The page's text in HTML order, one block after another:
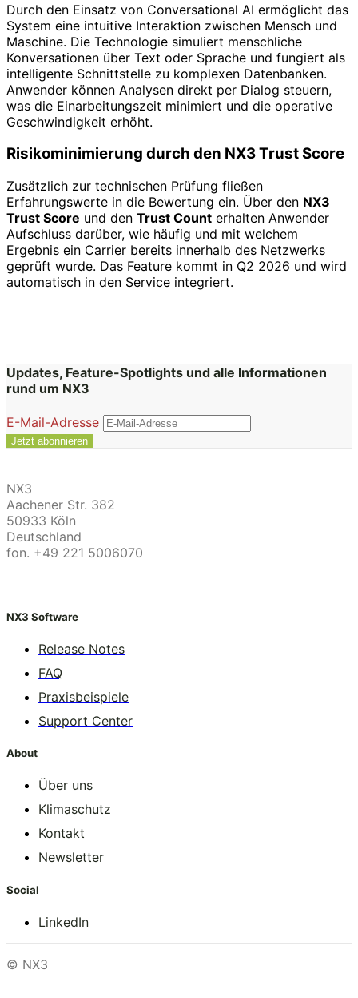
Durch den Einsatz von Conversational AI ermöglicht das
System eine intuitive Interaktion zwischen Mensch und
Maschine. Die Technologie simuliert menschliche
Konversationen über Text oder Sprache und fungiert als
intelligente Schnittstelle zu komplexen Datenbanken.
Anwender können Analysen direkt per Dialog steuern,
was die Einarbeitungszeit minimiert und die operative
Geschwindigkeit erhöht.
Risikominimierung durch den NX3 Trust Score
Zusätzlich zur technischen Prüfung fließen
Erfahrungswerte in die Bewertung ein. Über den NX3
Trust Score und den Trust Count erhalten Anwender
Aufschluss darüber, wie häufig und mit welchem
Ergebnis ein Carrier bereits innerhalb des Netzwerks
geprüft wurde. Das Feature kommt in Q2 2026 und wird
automatisch in den Service integriert.
Updates, Feature-Spotlights und alle Informationen
rund um NX3
E-Mail-Adresse
NX3
Aachener Str. 382
50933 Köln
Deutschland
fon. +49 221 5006070
NX3 Software
Release Notes
FAQ
Praxisbeispiele
Support Center
About
Über uns
Klimaschutz
Kontakt
Newsletter
Social
LinkedIn
© NX3